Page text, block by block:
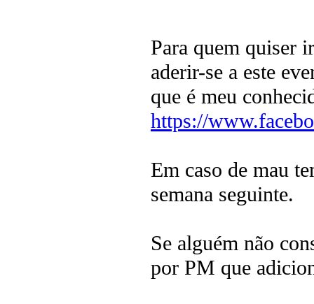
Para quem quiser
aderir-se a este
que é meu
https://
Em caso de mau
semana seguinte.
Se alguém não
por PM que